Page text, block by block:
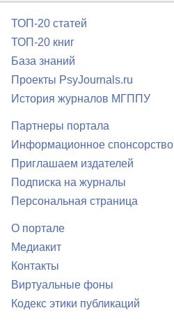
ТОП-20 статей
ТОП-20 книг
База знаний
Проекты PsyJournals.ru
История журналов МГППУ
Партнеры портала
Информационное спонсорство
Приглашаем издателей
Подписка на журналы
Персональная страница
О портале
Медиакит
Контакты
Виртуальные фоны
Кодекс этики публикаций